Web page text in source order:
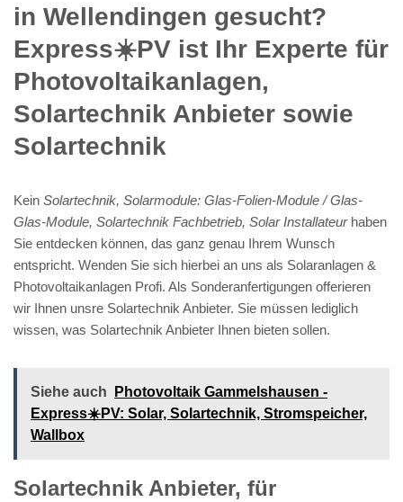
in Wellendingen gesucht?
Express☀️PV️ ist Ihr Experte für
Photovoltaikanlagen,
Solartechnik Anbieter sowie
Solartechnik
Kein Solartechnik, Solarmodule: Glas-Folien-Module / Glas-
Glas-Module, Solartechnik Fachbetrieb, Solar Installateurhaben
Sie entdecken können, das ganz genau Ihrem Wunsch
entspricht. Wenden Sie sich hierbei an uns als Solaranlagen &
Photovoltaikanlagen Profi. Als Sonderanfertigungen offerieren
wir Ihnen unsre Solartechnik Anbieter. Sie müssen lediglich
wissen, was Solartechnik Anbieter Ihnen bieten sollen.
Siehe auch
Photovoltaik Gammelshausen -
Express☀️PV️: Solar, Solartechnik, Stromspeicher,
Wallbox
Solartechnik Anbieter, für